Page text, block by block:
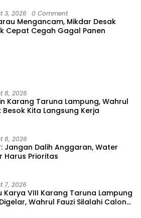
3, 2026 0 Comment
Mengancam, Mikdar Desak
Cepat Cegah Gagal Panen
8, 2026
Karang Taruna Lampung, Wahrul
Besok Kita Langsung Kerja
8, 2026
Jangan Dalih Anggaran, Water
Harus Prioritas
7, 2026
Karya VIII Karang Taruna Lampung
Wahrul Fauzi Silalahi Calon